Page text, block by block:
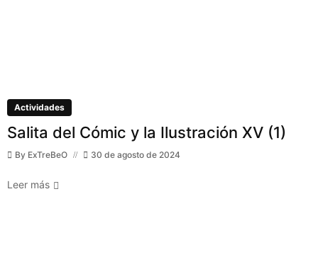
Actividades
Salita del Cómic y la Ilustración XV (1)
By ExTreBeO 30 de agosto de 2024
Leer más